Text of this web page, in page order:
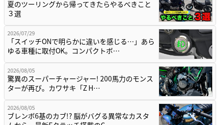
夏のツーリングから帰ってきたらやるべきこと
３選
2026/07/29
「スイッチONで明らかに違いを感じる…」あら
ゆる車種に取付OK。コンパクトボ…
2026/08/05
驚異のスーパーチャージャー! 200馬力のモンス
ターが再び。カワサキ「Z H…
2026/08/05
ブレンボ6基のカブ!? 脳がバグる異常なカスタ